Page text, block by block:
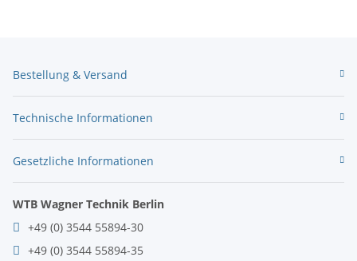
Bestellung & Versand
Technische Informationen
Gesetzliche Informationen
WTB Wagner Technik Berlin
+49 (0) 3544 55894-30
+49 (0) 3544 55894-35